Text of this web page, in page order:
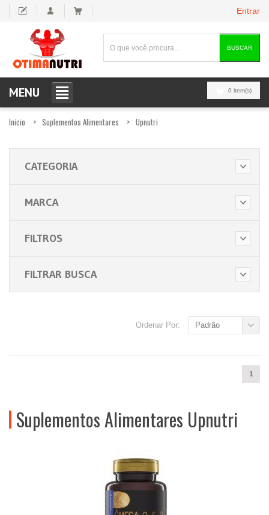
Entrar
BUSCAR
0 item(s)
MENU
Inicio Suplementos Alimentares Upnutri
CATEGORIA
MARCA
FILTROS
FILTRAR BUSCA
Ordenar Por: Padrão
1
Suplementos Alimentares Upnutri